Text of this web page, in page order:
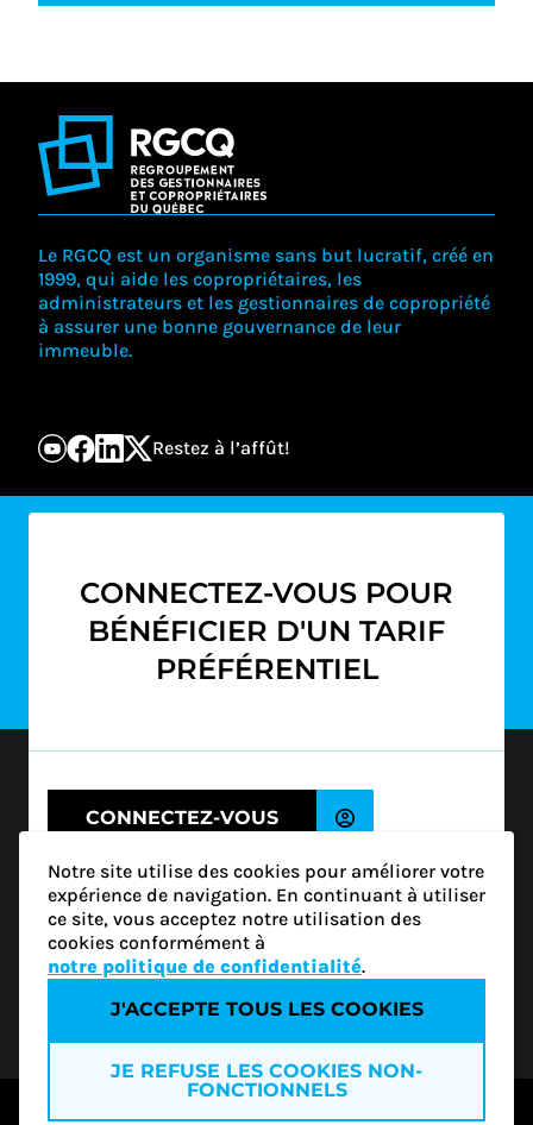
CONNECTEZ-VOUS POUR
BÉNÉFICIER D'UN TARIF
PRÉFÉRENTIEL
CONNECTEZ-VOUS
CONTINUER SANS SE CONNECTER
(NON-MEMBRE)
Vous ne savez pas si vous êtes membre du RGCQ?
Devenez membre
Accédez à tous nos services et à un vaste réseau
Notre site utilise des cookies pour améliorer votre
expérience de navigation. En continuant à utiliser
ce site, vous acceptez notre utilisation des
cookies conformément à
notre politique de confidentialité.
J'ACCEPTE TOUS LES COOKIES
JE REFUSE LES COOKIES NON-
FONCTIONNELS
Le RGCQ est un organisme sans but lucratif, créé en
1999, qui aide les copropriétaires, les
administrateurs et les gestionnaires de copropriété
à assurer une bonne gouvernance de leur
immeuble.
Restez à l’affût!
S'ABONNER
info@rgcq.org
MONTRÉAL
QUÉBEC
OUTAOUAIS
ESTRIE